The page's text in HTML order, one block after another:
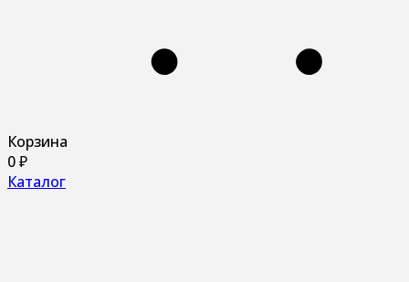
Корзина
0₽
Каталог